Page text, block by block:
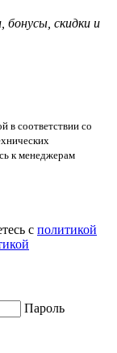
бонусы, скидки и
в соответствии со
к менеджерам
с политикой
Пароль